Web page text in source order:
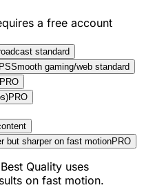
a free account
standard
Smooth gaming/web standard
PRO
PRO
but sharper on fast motionPRO
Quality uses
on fast motion.